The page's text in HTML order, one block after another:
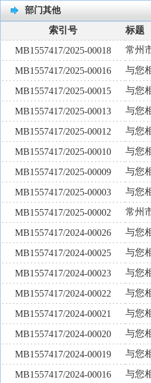
部门其他
索引号
标题
MB1557417/2025-00018
常州
MB1557417/2025-00016 与您
MB1557417/2025-00015 与您
MB1557417/2025-00013 与您
MB1557417/2025-00012 与您
MB1557417/2025-00010 与您
MB1557417/2025-00009 与您
MB1557417/2025-00003 与您
MB1557417/2025-00002 常州
MB1557417/2024-00026 与您
MB1557417/2024-00025 与您
MB1557417/2024-00023 与您
MB1557417/2024-00022 与您
MB1557417/2024-00021 与您
MB1557417/2024-00020 与您
MB1557417/2024-00019 与您
MB1557417/2024-00016 与您